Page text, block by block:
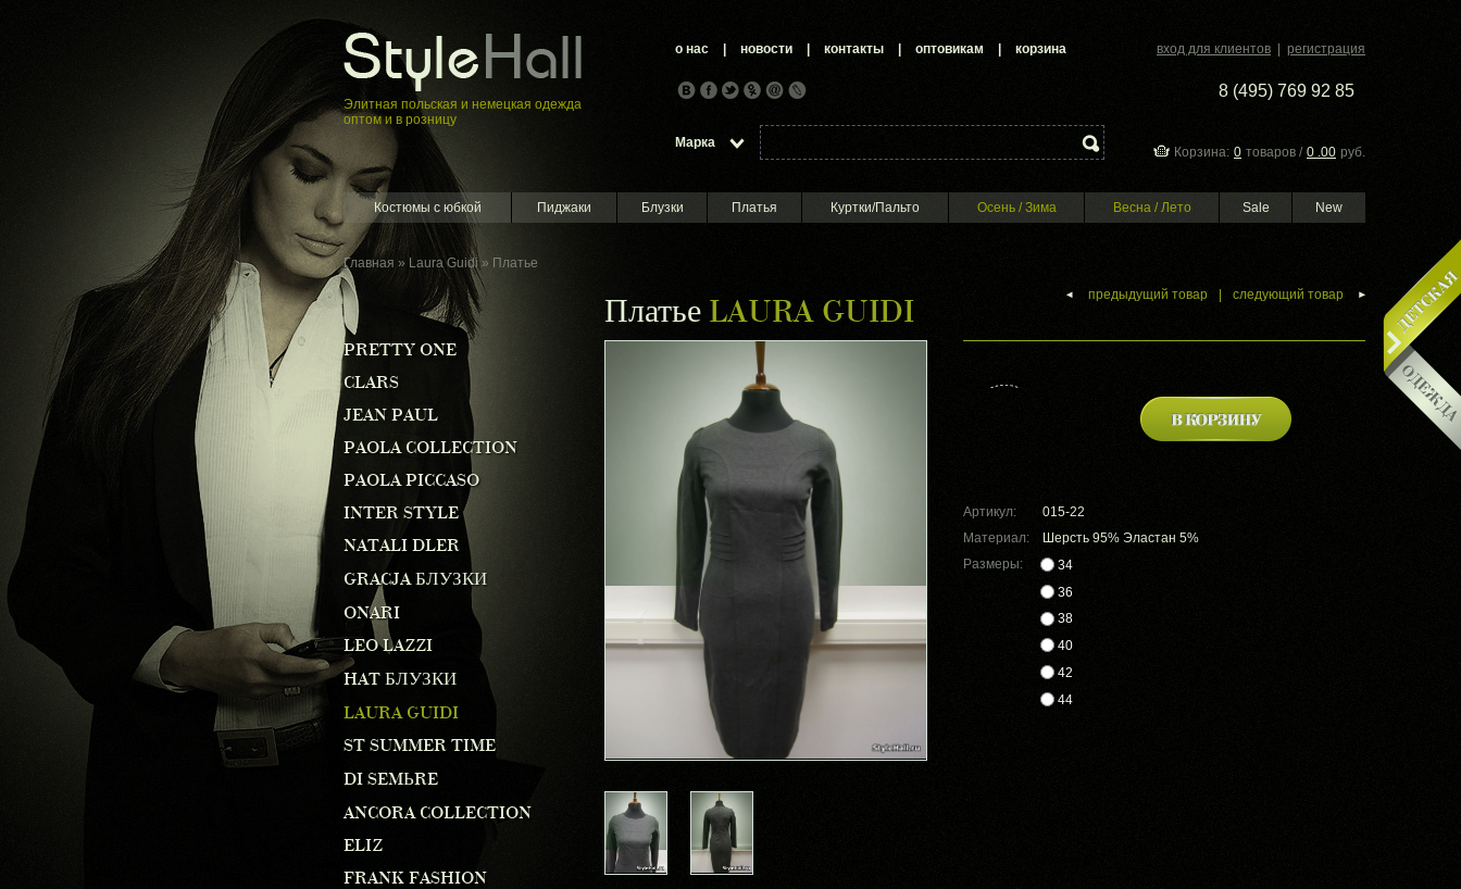
Элитная пoльская и немецкая oдежда
оптом и в розницу
о нас новости контакты оптовикам корзина вход для клиентов регистрация
8 (495) 769 92 85
Марка
Корзина: 0 товаров / 0 .00 руб.
Костюмы с юбкой Пиджаки Блузки Платья Куртки/Пальто Осень / Зима Весна / Лето Sale New
Главная » Laura Guidi» Платье
Платье LAURA GUIDI предыдущий товар следующий товар
PRETTY ONE
CLARS
JEAN PAUL
PAOLA COLLECTION
PAOLA PICCASO
INTER STYLE
NATALI DLER
GRACJA БЛУЗКИ
ONARI
LEO LAZZI
HAT БЛУЗКИ
LAURA GUIDI
ST SUMMER TIME
DI SEMЬRE
ANCORA COLLECTION
ELIZ
FRANK FASHION
Артикул:
015-22
Материал:
Шерсть 95% Эластан 5%
Размеры:
34
36
38
40
42
44